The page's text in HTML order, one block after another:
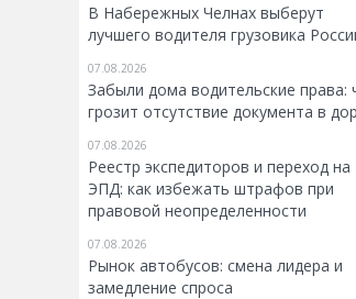
В Набережных Челнах выберут
лучшего водителя грузовика
07.08.2026
Забыли дома водительские права:
грозит отсутствие документа в
07.08.2026
Реестр экспедиторов и переход на
ЭПД: как избежать штрафов при
правовой неопределенности
07.08.2026
Рынок автобусов: смена лидера и
замедление спроса